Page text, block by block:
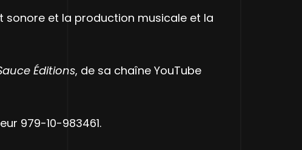
sonore et la production musicale et la
Éditions, de sa chaîne YouTube
979-10-983461.